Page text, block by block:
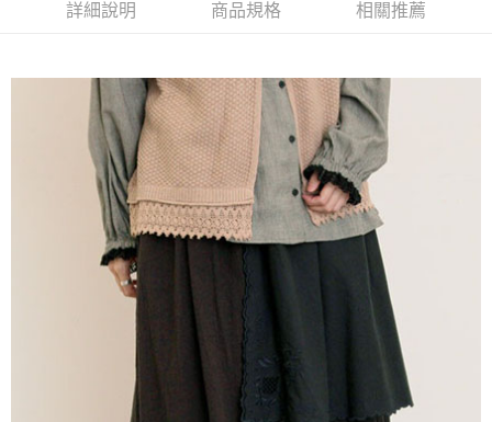
流程，驗證手機門號後，選擇欲分期的期數、繳款截止日，確認付款後即完
消。如遇「轉專審核」未通過狀況，表示未達大哥付你分期系統評分，恕無
法說明評估內容。
【繳款方式說明】
1.分期款項不併入電信帳單，「大哥付你分期」於每月結算日後寄送繳費提
2.透過簡訊連結打開帳單後，可選擇「超商條碼／台灣大直營門市／銀行轉
帳／街口支付／iPASS MONEY」等通路繳費。
【注意事項】
1.本服務係由「台灣大哥大股份有限公司」（以下簡稱本公司）所提供，讓
用戶於交易時，得透過本服務購買商品或服務，並由商店將買賣／分期付款
買賣價金債權讓與本公司後，依約使用本公司帳單繳交帳款。
2.基於同意付款使用「大哥付你分期」之契約關係目的，商店將以您的個人
資料（包含姓名、電話或地址）提供予台灣大哥大進項蒐集、處理及利用，
由本公司與您本人進行分期帳單所需資料之確認、核對及更正。
3.完整用戶服務條款，請詳閱以下連結：
https://oppay.tw/userRule
【關於「AFTEE先享後付」】
１．簡單：不需註冊會員、不需綁卡、不需儲值。
２．便利：只要手機號碼，簡訊認證，即可結帳。
３．安心：先確認商品／服務後，再付款。
【「AFTEE先享後付」結帳流程】
１．於結帳方式選擇「AFTEE先享後付」後，將跳轉至「AFTEE先享後付」
結帳頁面，進行簡訊認證並確認金額後，即可完成結帳。
２．訂單成立數日內，您將收到繳費通知簡訊。
３．收到繳費通知簡訊後14天內，點擊此簡訊中的連結，可透過四大超商／
ATM／網路銀行／等多元方式進行付款，方視為交易完成。
※ 請注意：結帳手續完成當下不需立刻繳費，但若您需要取消訂單，請聯絡
購買商品的店家。未經商家同意取消之訂單仍視為有效，需透過AFTEE先享
※ 交易是否成功請以「AFTEE先享後付 」之結帳頁面顯示為準，若有關於
是否繳費成功／繳費後需取消欲退款等相關疑問，請聯繫「AFTEE先享後付
https://netprotections.freshdesk.com/support/home
全家取貨付款
每筆NT$60，滿NT$388(含以上)免運費
每筆NT$60，滿NT$388(含以上)免運費
萊爾富取貨付款
每筆NT$60，滿NT$888(含以上)免運費
每筆NT$60，滿NT$888(含以上)免運費
詳細說明 商品規格 相關推薦